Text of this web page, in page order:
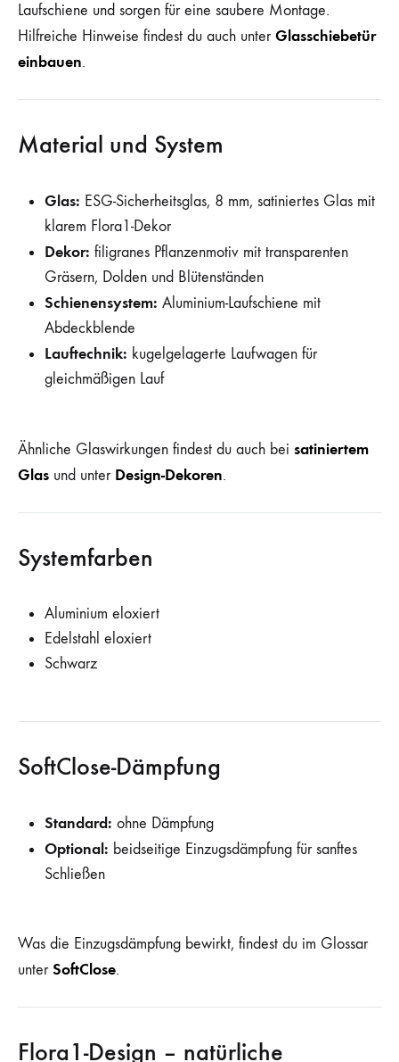
Laufschiene und sorgen für eine saubere Montage.
Hilfreiche Hinweise findest du auch unterGlasschiebetür
einbauen.
Material und System
Glas: ESG-Sicherheitsglas, 8 mm, satiniertes Glas mit
klarem Flora1-Dekor
Dekor: filigranes Pflanzenmotiv mit transparenten
Gräsern, Dolden und Blütenständen
Schienensystem: Aluminium-Laufschiene mit
Abdeckblende
Lauftechnik: kugelgelagerte Laufwagen für
gleichmäßigen Lauf
Ähnliche Glaswirkungen findest du auch bei satiniertem
Glas und unter Design-Dekoren.
Systemfarben
Aluminium eloxiert
Edelstahl eloxiert
Schwarz
SoftClose-Dämpfung
Standard: ohne Dämpfung
Optional: beidseitige Einzugsdämpfung für sanftes
Schließen
Was die Einzugsdämpfung bewirkt, findest du im Glossar
unterSoftClose.
Flora1-Design – natürliche